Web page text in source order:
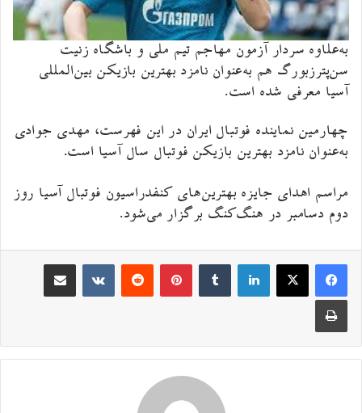
به‌علاوه سردار آزمون مهاجم تیم ملی و باشگاه زنیت
سن‌پترزبورگ هم به‌عنوان نامزد بهترین بازیکن بین‌المللی
آسیا معرفی شده است.
چهارمین نماینده فوتبال ایران در این فهرست، مهدی جوادی
به‌عنوان نامزد بهترین بازیکن فوتبال سال آسیا است.
مراسم اهدای جایزه بهترین‌های کنفدراسیون فوتبال آسیا روز
دوم دسامبر در هنگ‌کنگ برگزار می‌شود.
لینکدین‫تامبلر ‫پین‌ترست‫رددیت ‫VKontakte
اشتراک گذاری از طریق ایمیل
چاپ